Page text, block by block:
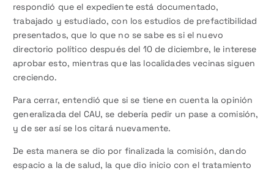
respondió que el expediente está documentado,
trabajado y estudiado, con los estudios de prefactibilidad
presentados, que lo que no se sabe es si el nuevo
directorio político después del 10 de diciembre, le interese
aprobar esto, mientras que las localidades vecinas siguen
creciendo.
Para cerrar, entendió que si se tiene en cuenta la opinión
generalizada del CAU, se debería pedir un pase a comisión,
y de ser así se los citará nuevamente.
De esta manera se dio por finalizada la comisión, dando
espacio a la de salud, la que dio inicio con el tratamiento